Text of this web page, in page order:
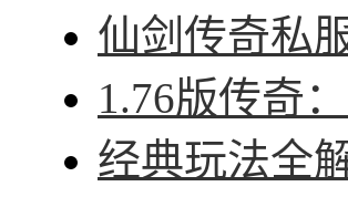
仙剑传奇私
1.76版传奇
经典玩法全